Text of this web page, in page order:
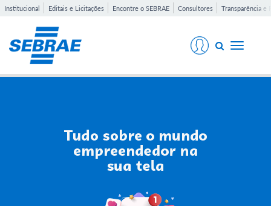
Institucional Editais e Licitações Encontre o SEBRAE Consultores Transparência e
Toggle